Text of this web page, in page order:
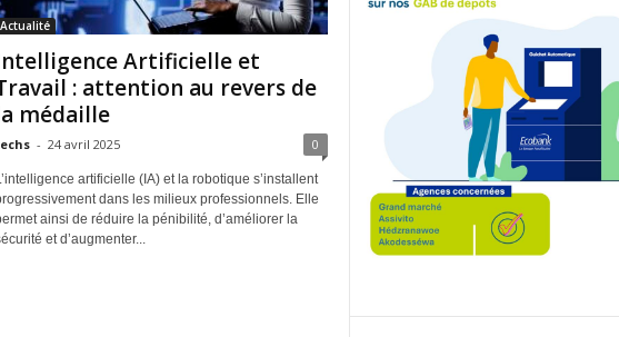
Actualité
Artificielle et
: attention au revers de
médaille
- 24 avril 2025 0
artificielle (IA) et la robotique s’installent
dans les milieux professionnels. Elle
ainsi de réduire la pénibilité, d’améliorer la
et d’augmenter...